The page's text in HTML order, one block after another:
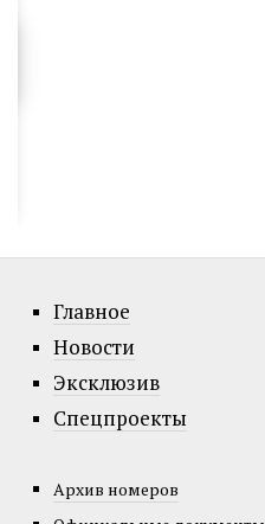
Главное
Новости
Эксклюзив
Спецпроекты
Архив номеров